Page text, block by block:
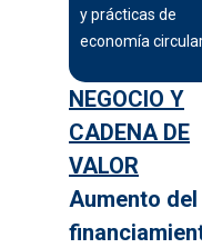
y prácticas de
economía
NEGOCIO Y
CADENA DE
VALOR
Aumento del